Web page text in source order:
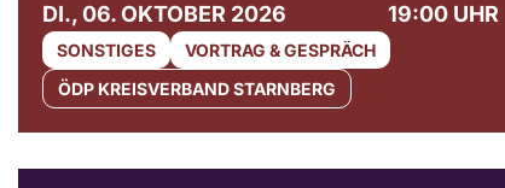
DI., 06. OKTOBER 2026 19:00 UHR
SONSTIGES
VORTRAG & GESPRÄCH
ÖDP KREISVERBAND STARNBERG